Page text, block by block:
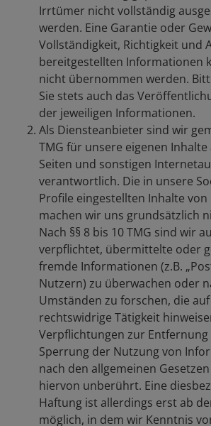
Irrtümer nicht vollständig
werden. Eine Garantie oder
Vollständigkeit, Richtigkeit und
bereitgestellten Informationen
nicht übernommen werden.
Sie stets auch das
der jeweiligen Informationen.
Als Diensteanbieter sind wir
TMG für unsere eigenen Inhalte
Seiten und sonstigen
verantwortlich. Die in unsere
Profile eingestellten Inhalte
machen wir uns grundsätzlich
Nach §§ 8 bis 10 TMG sind wir
verpflichtet, übermittelte oder
fremde Informationen (z.B.
Nutzern) zu überwachen oder
Umständen zu forschen, die
rechtswidrige Tätigkeit
Verpflichtungen zur Entfernung
Sperrung der Nutzung von
nach den allgemeinen
hiervon unberührt. Eine
Haftung ist allerdings erst ab
möglich, in dem wir Kenntnis